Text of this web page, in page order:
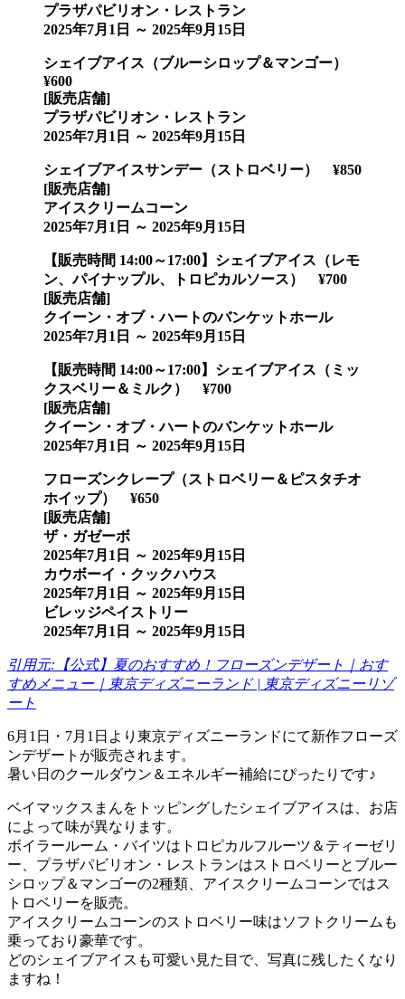
プラザパビリオン・レストラン
2025年7月1日 ～ 2025年9月15日
シェイブアイス（ブルーシロップ＆マンゴー）
¥600
[販売店舗]
プラザパビリオン・レストラン
2025年7月1日 ～ 2025年9月15日
シェイブアイスサンデー（ストロベリー） ¥850
[販売店舗]
アイスクリームコーン
2025年7月1日 ～ 2025年9月15日
【販売時間 14:00～17:00】シェイブアイス（レモ
ン、パイナップル、トロピカルソース） ¥700
[販売店舗]
クイーン・オブ・ハートのバンケットホール
2025年7月1日 ～ 2025年9月15日
【販売時間 14:00～17:00】シェイブアイス（ミッ
クスベリー＆ミルク） ¥700
[販売店舗]
クイーン・オブ・ハートのバンケットホール
2025年7月1日 ～ 2025年9月15日
フローズンクレープ（ストロベリー＆ピスタチオ
ホイップ） ¥650
[販売店舗]
ザ・ガゼーボ
2025年7月1日 ～ 2025年9月15日
カウボーイ・クックハウス
2025年7月1日 ～ 2025年9月15日
ビレッジペイストリー
2025年7月1日 ～ 2025年9月15日
引用元:【公式】夏のおすすめ！フローズンデザート｜おす
すめメニュー｜東京ディズニーランド | 東京ディズニーリゾ
ート
6月1日・7月1日より東京ディズニーランドにて新作フローズ
ンデザートが販売されます。
暑い日のクールダウン＆エネルギー補給にぴったりです♪
ベイマックスまんをトッピングしたシェイブアイスは、お店
によって味が異なります。
ボイラールーム・バイツはトロピカルフルーツ＆ティーゼリ
ー、プラザパビリオン・レストランはストロベリーとブルー
シロップ＆マンゴーの2種類、アイスクリームコーンではス
トロベリーを販売。
アイスクリームコーンのストロベリー味はソフトクリームも
乗っており豪華です。
どのシェイブアイスも可愛い見た目で、写真に残したくなり
ますね！